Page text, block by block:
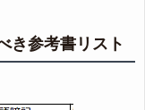
き参考書リスト